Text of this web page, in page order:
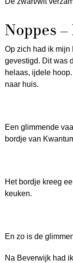
Noppes
Op zich had ik
gevestigd. Dit was
helaas, ijdele
naar huis.
Een glimmende
bordje van
Het bordje kreeg
keuken.
En zo is de
Na Beverwijk had